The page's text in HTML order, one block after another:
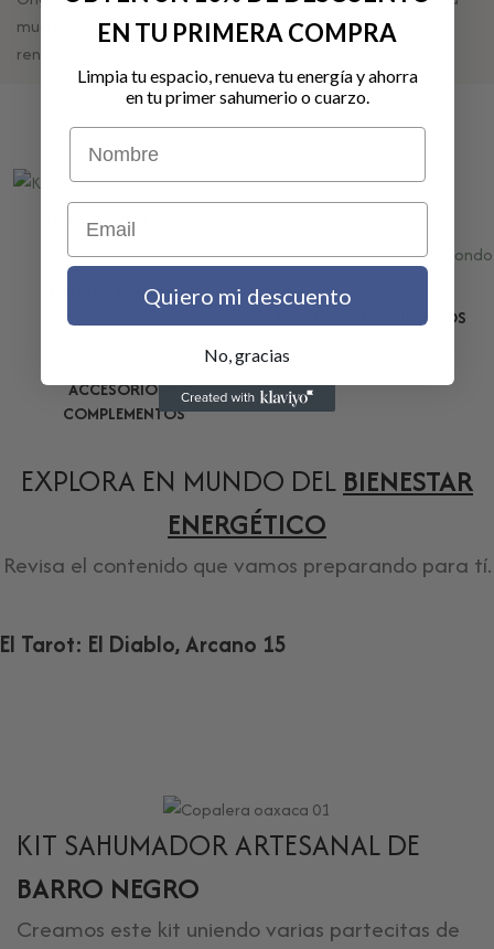
muchas tribus nativas. Se utiliza para purificar, equilibrar y
renovar. Además de eliminar energías negativas
escoge tus sahumerios
LISTO PARA REGALAR
PIEDRAS Y CUARZOS
INCIENSOS Y SAHUMERIOS
ACCESORIOS Y
COMPLEMENTOS
EXPLORA EN MUNDO DEL BIENESTAR
ENERGÉTICO
Revisa el contenido que vamos preparando para tí.
El Tarot: El Diablo, Arcano 15
KIT SAHUMADOR ARTESANAL DE
BARRO NEGRO
Creamos este kit uniendo varias partecitas de
EN TU PRIMERA COMPRA
Limpia tu espacio, renueva tu energía y ahorra
en tu primer sahumerio o cuarzo.
Nombre
Email
Quiero mi descuento
No, gracias